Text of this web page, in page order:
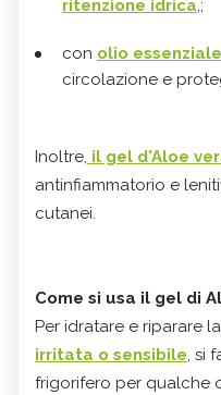
ritenzione idrica,;
con olio
circolazione e
Inoltre, il gel d'Aloe
antinfiammatorio e
cutanei.
Come si usa il gel di
Per idratare e riparare la
irritata o sensibile, si
frigorifero per qualche